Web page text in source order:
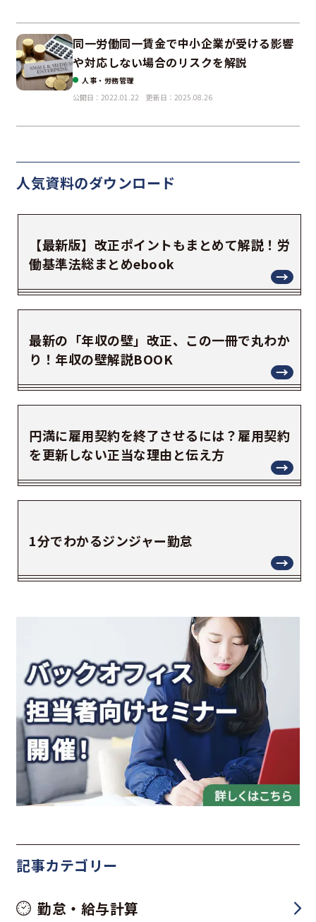
同一労働同一賃金で中小企業が受ける影響
や対応しない場合のリスクを解説
人事・労務管理
公開日：2022.01.22
更新日：2025.08.26
人気資料のダウンロード
【最新版】改正ポイントもまとめて解説！労
働基準法総まとめebook
最新の「年収の壁」改正、この一冊で丸わか
り！年収の壁解説BOOK
円満に雇用契約を終了させるには？雇用契約
を更新しない正当な理由と伝え方
1分でわかるジンジャー勤怠
記事カテゴリー
勤怠・給与計算